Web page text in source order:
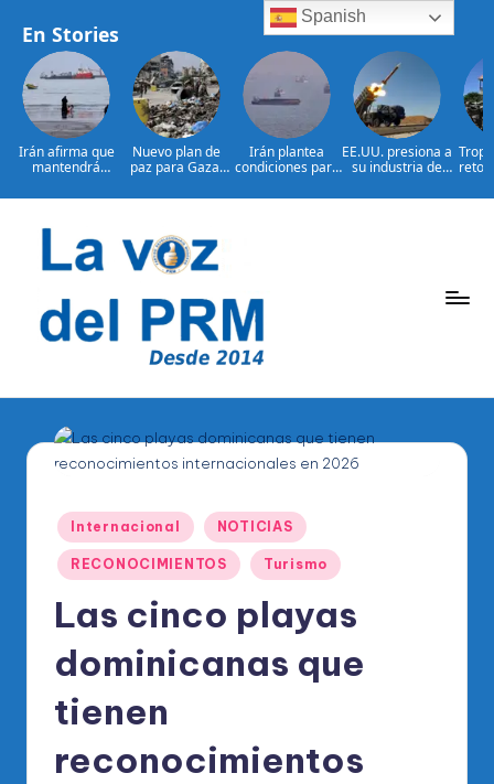
En Stories
Irán afirma que
mantendrá
Ormuz hasta que
Nuevo plan de
paz para Gaza:
UU. a Israel?
Irán plantea
condiciones para
estrecho de
EE.UU. presiona a
su industria de
armamento
contenido
di
ci
al
Del
PRM
Publicado
en
Internacional NOTICIAS
RECONOCIMIENTOS Turismo
Las cinco playas
dominicanas que
tienen
reconocimientos
Spanish